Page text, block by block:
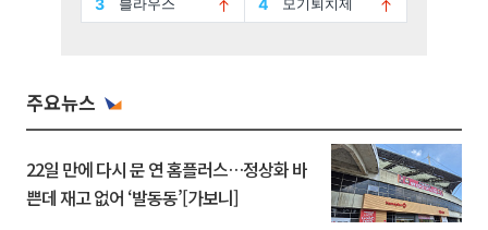
주요뉴스
22일 만에 다시 문 연 홈플러스…정상화 바
쁜데 재고 없어 ‘발동동’[가보니]